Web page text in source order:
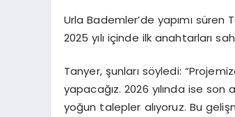
Urla Bademler’de yapımı
2025 yılı içinde ilk anahtarları
Tanyer, şunları söyledi:
yapacağız. 2026 yılında ise
yoğun talepler alıyoruz. Bu